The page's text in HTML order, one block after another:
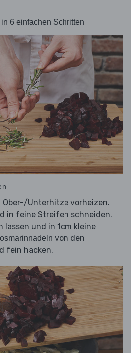
6 einfachen Schritten
Ober-/Unterhitze vorheizen.
in feine Streifen schneiden.
lassen und in 1cm kleine
von den
fein hacken.